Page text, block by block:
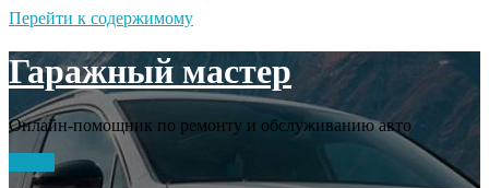
Перейти к содержимому
Гаражный мастер
Онлайн-помощник по ремонту и обслуживанию авто